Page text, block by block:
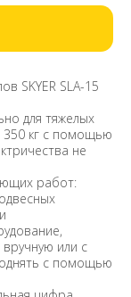
SKYER SLA-15
для тяжелых
350 кг с помощью
не
работ:
или с
с помощью